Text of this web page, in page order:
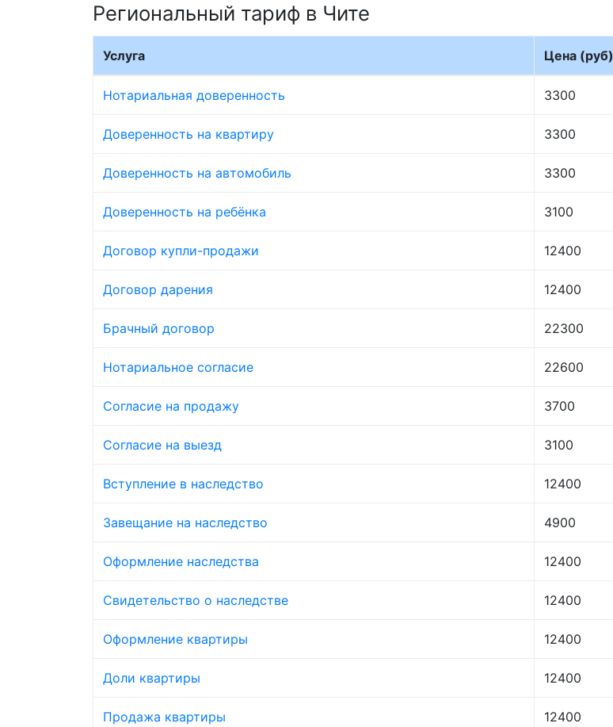
Региональный тариф в Чите
Услуга Цена (руб)
Нотариальная доверенность 3300
Доверенность на квартиру 3300
Доверенность на автомобиль 3300
Доверенность на ребёнка 3100
Договор купли-продажи 12400
Договор дарения 12400
Брачный договор 22300
Нотариальное согласие 22600
Согласие на продажу 3700
Согласие на выезд 3100
Вступление в наследство 12400
Завещание на наследство 4900
Оформление наследства 12400
Свидетельство о наследстве 12400
Оформление квартиры 12400
Доли квартиры 12400
Продажа квартиры 12400